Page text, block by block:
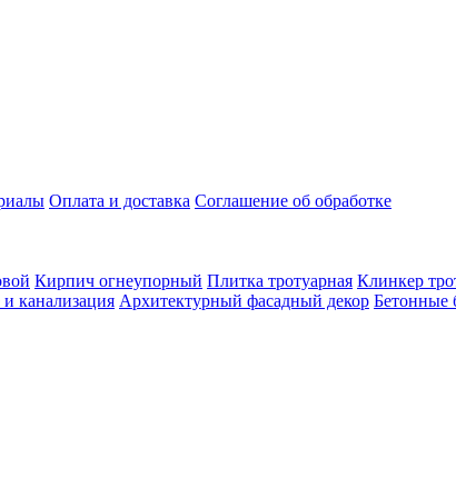
Оплата и доставка Соглашение об обработке
Кирпич огнеупорный Плитка тротуарная Клинкер
канализация Архитектурный фасадный декор Бетонные